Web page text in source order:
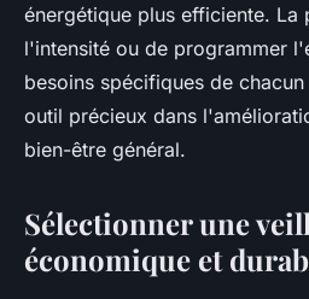
énergétique plus efficiente. La
l'intensité ou de programmer
besoins spécifiques de
outil précieux dans
bien-être général.
Sélectionner une
économique et